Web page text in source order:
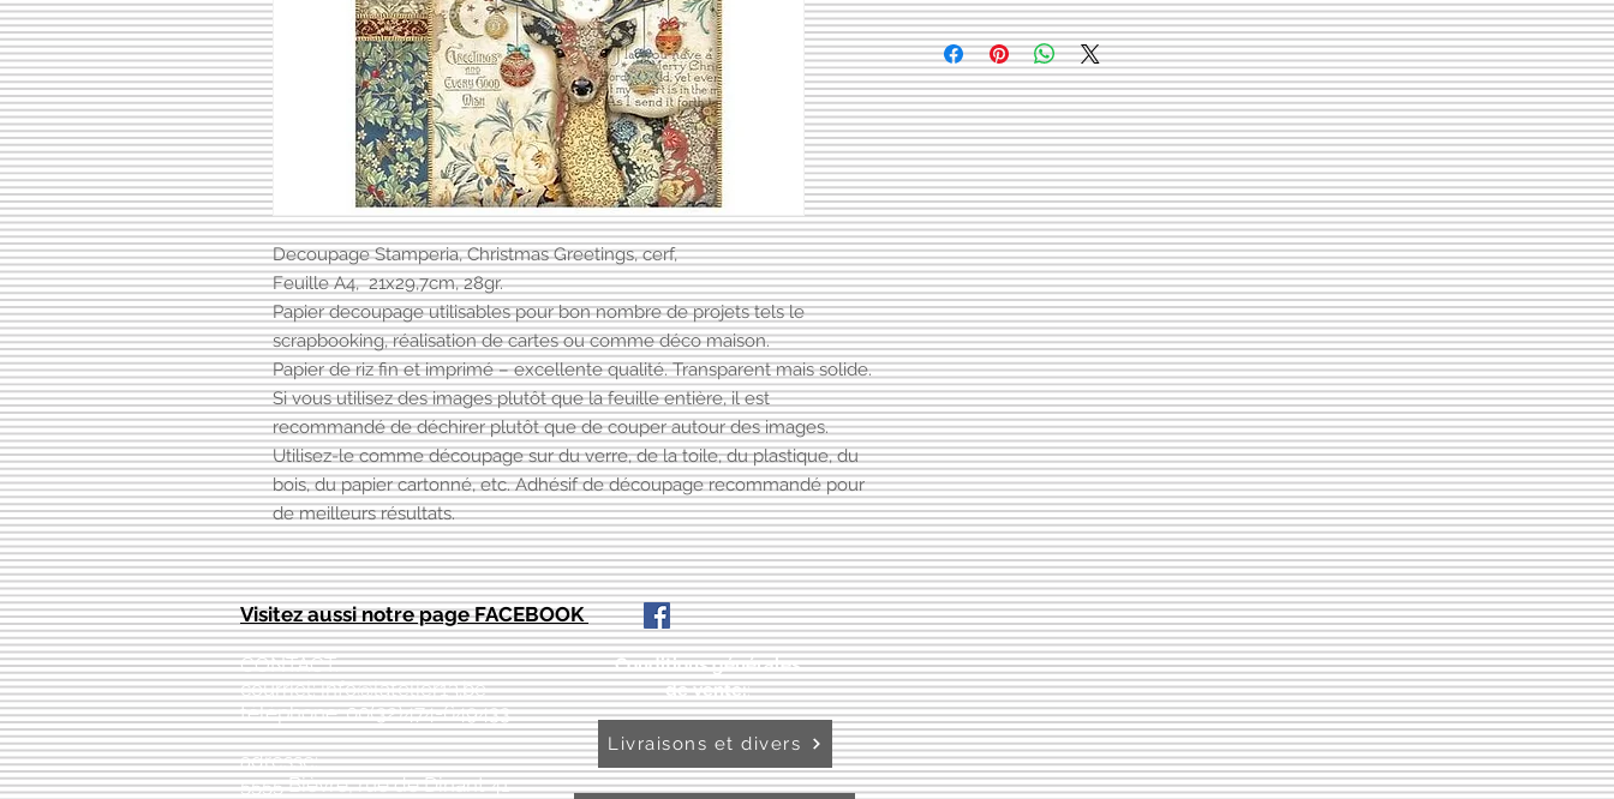
Decoupage Stamperia, Christmas Greetings, cerf,
Feuille A4, 21x29,7cm, 28gr.
Papier decoupage utilisables pour bon nombre de projets tels le
scrapbooking, réalisation de cartes ou comme déco maison.
Papier de riz fin et imprimé – excellente qualité. Transparent mais solide.
Si vous utilisez des images plutôt que la feuille entière, il est
recommandé de déchirer plutôt que de couper autour des images.
Utilisez-le comme découpage sur du verre, de la toile, du plastique, du
bois, du papier cartonné, etc. Adhésif de découpage recommandé pour
de meilleurs résultats.
Visitez aussi notre page FACEBOOK
CONTACT:
courriel:info@latelier13.be
téléphone: 00(32)474-649433
adresse:
5555 Bièvre, rue de Dinant 41
Conditions générales
de vente::
Livraisons et divers